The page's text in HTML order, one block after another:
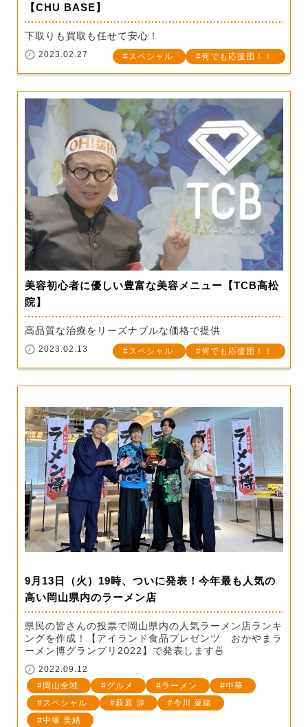
【CHU BASE】
下取りも買取も任せて安心！
2023.02.27 スペシャル 何でも応援団！！
美容初心者に優しい豊富な美容メニュー【TCB高松
院】
高品質な治療をリーズナブルな価格で提供
2023.02.13 スペシャル 何でも応援団！！
9月13日（火）19時、ついに発表！今年最も人気の
高い岡山県内のラーメン店
県民の皆さんの投票で岡山県内の人気ラーメン店ランキ
ングを作成！【アイランド食品プレゼンツ おかやまラ
ーメン博グランプリ2022】で発表します🍜
2022.09.12
岡山全域
グルメ ラーメン
中華
スペシャル
萩原 渉
今川 菜緒
中塚 美緒